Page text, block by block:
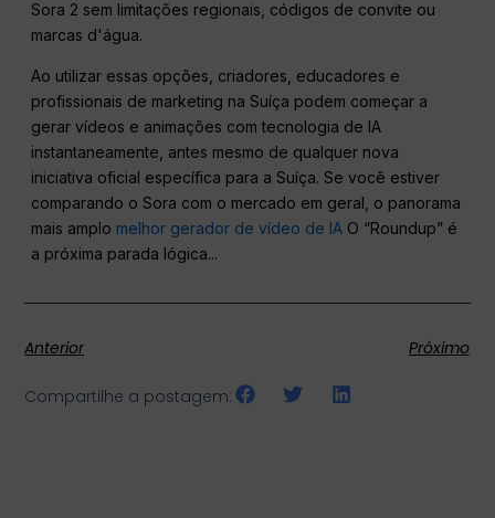
Sora 2 sem limitações regionais, códigos de convite ou
marcas d'água.
Ao utilizar essas opções, criadores, educadores e
profissionais de marketing na Suíça podem começar a
gerar vídeos e animações com tecnologia de IA
instantaneamente, antes mesmo de qualquer nova
iniciativa oficial específica para a Suíça. Se você estiver
comparando o Sora com o mercado em geral, o panorama
mais amplo melhor gerador de vídeo de IA O “Roundup” é
a próxima parada lógica...
Anterior Próximo
Compartilhe a postagem: